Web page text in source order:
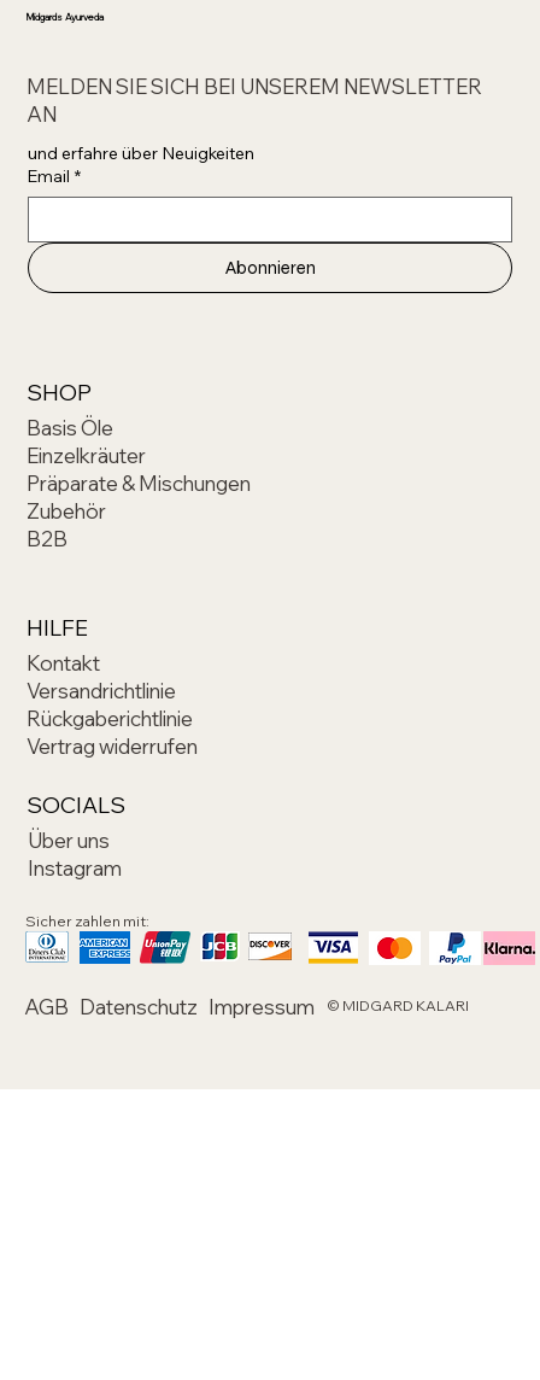
SOCIALS
Über uns
Instagram
HILFE
Kontakt
Versandrichtlinie
Rückgaberichtlinie
Vertrag widerrufen
SHOP
Basis Öle
Einzelkräuter
Präparate & Mischungen
Zubehör
B2B
Midgards Ayurveda
MELDEN SIE SICH BEI UNSEREM NEWSLETTER
AN
Email *
Abonnieren
Sicher zahlen mit:
AGB Datenschutz Impressum © MIDGARD KALARI